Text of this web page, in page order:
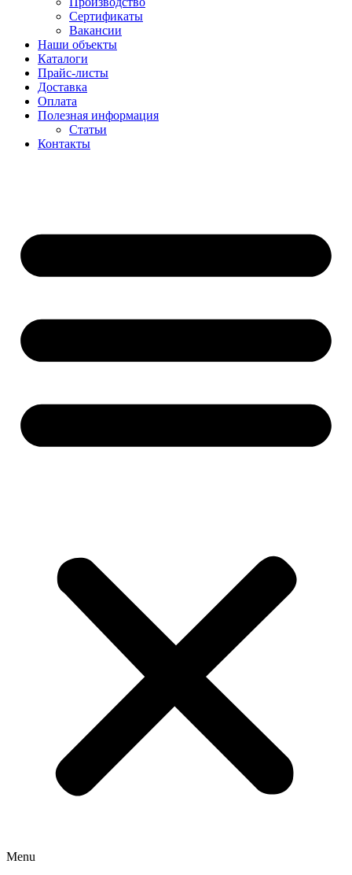
Сертификаты
Вакансии
Наши объекты
Каталоги
Прайс-листы
Доставка
Оплата
Полезная информация
Статьи
Контакты
Menu